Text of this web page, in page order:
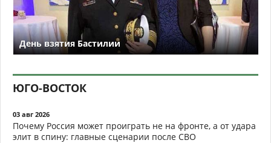
День взятия Бастилии
ЮГО-ВОСТОК
03 авг 2026
Почему Россия может проиграть не на фронте, а от удара
элит в спину: главные сценарии после СВО